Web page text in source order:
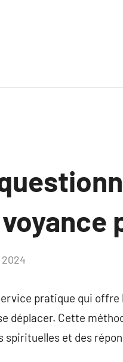
pratique qui
déplacer. Cette
et des